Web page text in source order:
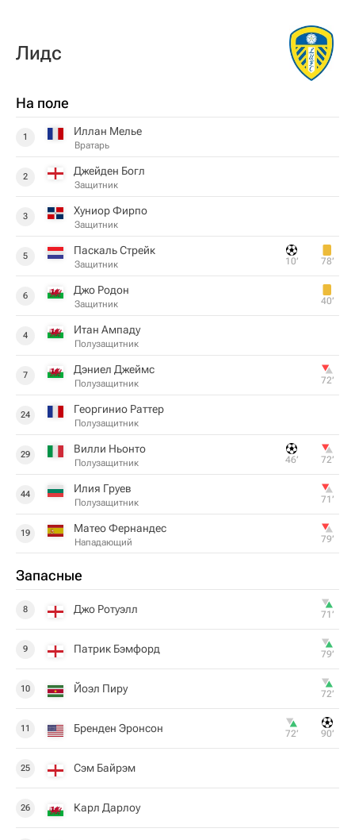
Лидс
На поле
1 Иллан Мелье
Вратарь
2 Джейден Богл
Защитник
3 Хуниор Фирпо
Защитник
5 Паскаль Стрейк
Защитник 10‎’‎ 78‎’‎
6 Джо Родон
Защитник 40‎’‎
4 Итан Ампаду
Полузащитник
7 Дэниел Джеймс
Полузащитник 72‎’‎
24 Георгинио Раттер
Полузащитник
29 Вилли Ньонто
Полузащитник 46‎’‎ 72‎’‎
44 Илия Груев
Полузащитник 71‎’‎
19 Матео Фернандес
Нападающий 79‎’‎
Запасные
8 Джо Ротуэлл 71‎’‎
9 Патрик Бэмфорд 79‎’‎
10 Йоэл Пиру 72‎’‎
11 Бренден Эронсон 72‎’‎ 90‎’‎
25 Сэм Байрэм
26 Карл Дарлоу